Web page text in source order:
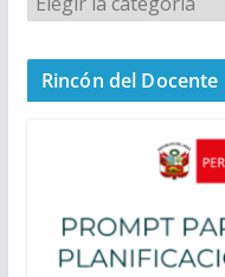
e
n
Rincón del Docente